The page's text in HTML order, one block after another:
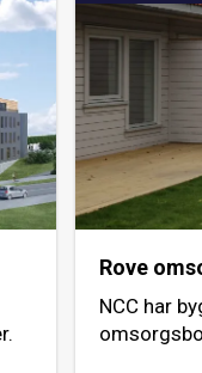
Rove
NCC har